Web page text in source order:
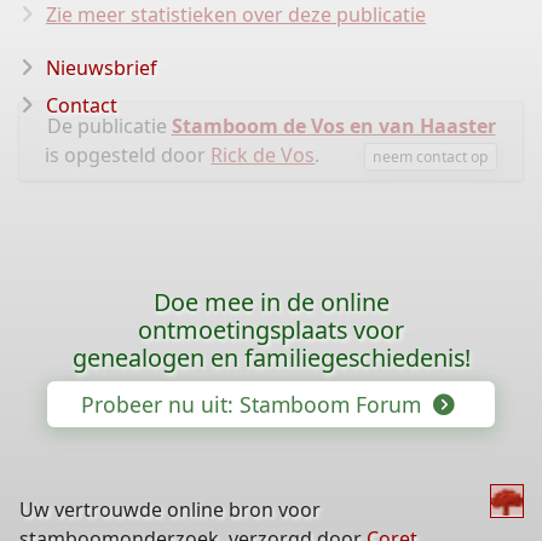
Zie meer statistieken over deze publicatie
De publicatie Stamboom de Vos en van Haaster
is opgesteld door Rick de Vos. neem contact op
Nieuwsbrief
Contact
Doe mee in de online
ontmoetingsplaats voor
genealogen en familiegeschiedenis!
Probeer nu uit: Stamboom Forum
Uw vertrouwde online bron voor